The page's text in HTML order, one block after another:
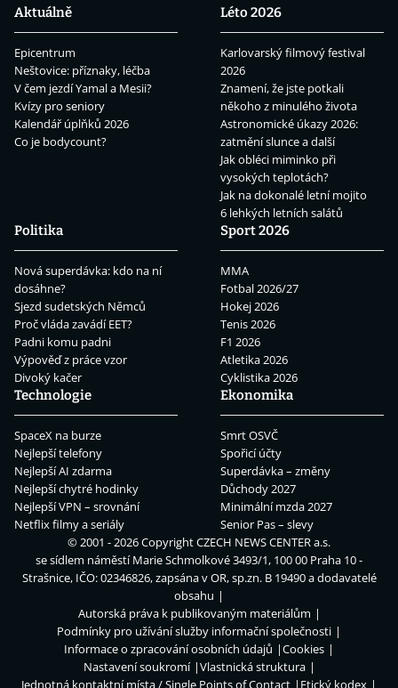
Aktuálně
Epicentrum
Neštovice: příznaky, léčba
V čem jezdí Yamal a Mesii?
Kvízy pro seniory
Kalendář úplňků 2026
Co je bodycount?
Léto 2026
Karlovarský filmový festival
2026
Znamení, že jste potkali
někoho z minulého života
Astronomické úkazy 2026:
zatmění slunce a další
Jak obléci miminko při
vysokých teplotách?
Jak na dokonalé letní mojito
6 lehkých letních salátů
Politika
Nová superdávka: kdo na ní
dosáhne?
Sjezd sudetských Němců
Proč vláda zavádí EET?
Padni komu padni
Výpověď z práce vzor
Divoký kačer
Sport 2026
MMA
Fotbal 2026/27
Hokej 2026
Tenis 2026
F1 2026
Atletika 2026
Cyklistika 2026
Technologie
SpaceX na burze
Nejlepší telefony
Nejlepší AI zdarma
Nejlepší chytré hodinky
Nejlepší VPN – srovnání
Netflix filmy a seriály
Ekonomika
Smrt OSVČ
Spořicí účty
Superdávka – změny
Důchody 2027
Minimální mzda 2027
Senior Pas – slevy
© 2001 - 2026 CopyrightCZECH NEWS CENTER a.s.
se sídlem náměstí Marie Schmolkové 3493/1, 100 00 Praha 10 -
Strašnice, IČO: 02346826, zapsána v OR, sp.zn. B 19490 a dodavatelé
obsahu
Autorská práva k publikovaným materiálům
Podmínky pro užívání služby informační společnosti
Informace o zpracování osobních údajů
Cookies
Nastavení soukromí
Vlastnická struktura
Jednotná kontaktní místa / Single Points of Contact
Etický kodex